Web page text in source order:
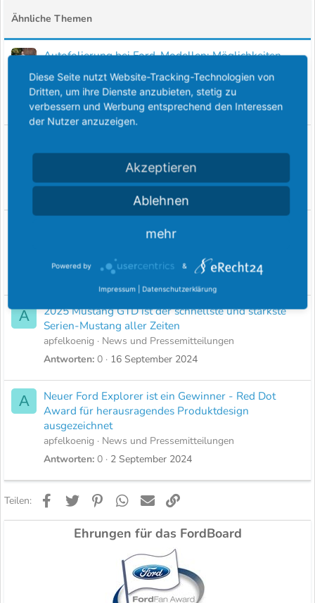
Ähnliche Themen
Autofolierung bei Ford-Modellen: Möglichkeiten,
Vorteile und warum Erfahrung entscheidend ist
PaintSplasher
News und Pressemitteilungen
Antworten 0 4 Januar 2026
2016/17 2 Klimazonen
Galaxy MK2 + MK3
Antworten 0 3 Januar 2026
Ford Mustang GTD ist der schnellste amerikanische
Sportwagen auf der Nürburgring-Nordschleife
News und Pressemitteilungen
Antworten
0 12 Dezember 2024
A
2025 Mustang GTD ist der schnellste und stärkste
Serien-Mustang aller Zeiten
apfelkoenig
News und Pressemitteilungen
Antworten 0 16 September 2024
A
Neuer Ford Explorer ist ein Gewinner - Red Dot
Award für herausragendes Produktdesign
ausgezeichnet
apfelkoenig
News und Pressemitteilungen
Antworten 0 2 September 2024
Teilen: FacebookTwitter PinterestWhatsApp
E-Mail
Ehrungen für das FordBoard
Diese Seite nutzt Website-Tracking-Technologien von
Dritten, um ihre Dienste anzubieten, stetig zu
verbessern und Werbung entsprechend den Interessen
der Nutzer anzuzeigen.
Akzeptieren
Ablehnen
mehr
Powered by &
Impressum Datenschutzerklärung